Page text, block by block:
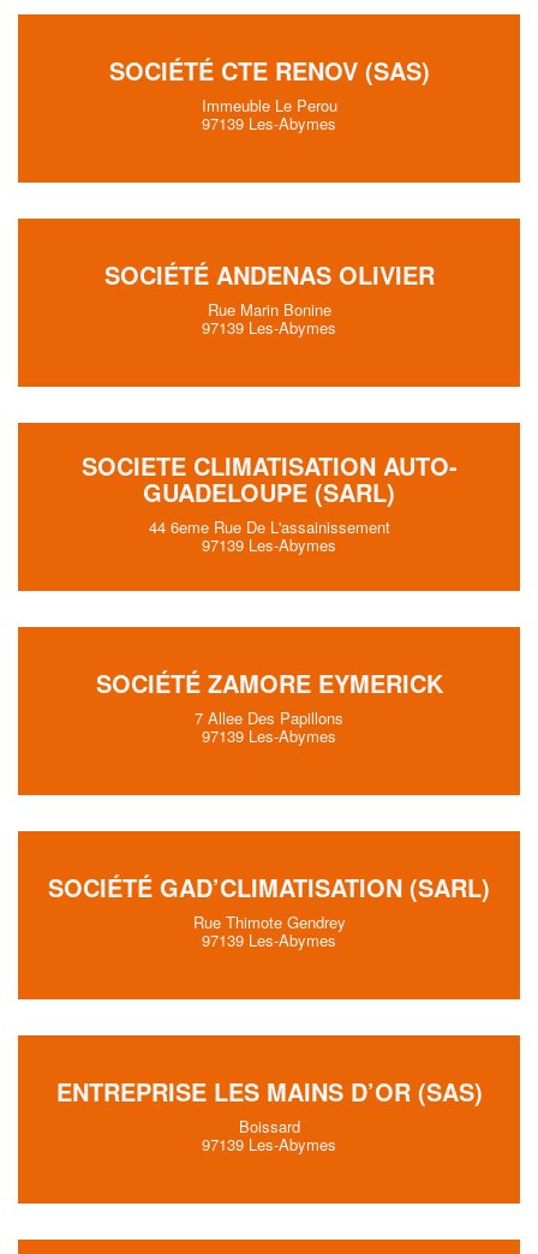
SOCIÉTÉ CTE RENOV (SAS)
Immeuble Le Perou
97139 Les-Abymes
SOCIÉTÉ ANDENAS OLIVIER
Rue Marin Bonine
97139 Les-Abymes
SOCIETE CLIMATISATION AUTO-
GUADELOUPE (SARL)
44 6eme Rue De L'assainissement
97139 Les-Abymes
SOCIÉTÉ ZAMORE EYMERICK
7 Allee Des Papillons
97139 Les-Abymes
SOCIÉTÉ GAD’CLIMATISATION (SARL)
Rue Thimote Gendrey
97139 Les-Abymes
ENTREPRISE LES MAINS D’OR (SAS)
Boissard
97139 Les-Abymes